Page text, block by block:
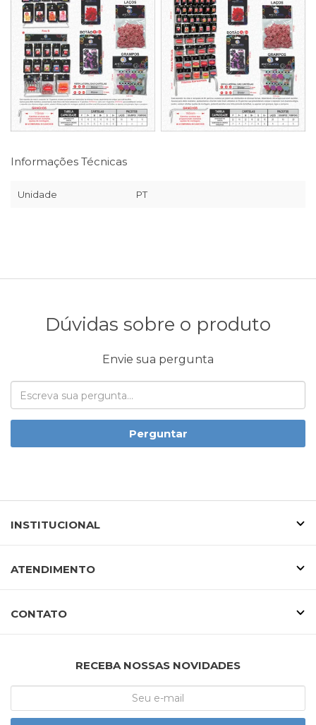
Informações Técnicas
Unidade PT
Dúvidas sobre o produto
Envie sua pergunta
Perguntar
INSTITUCIONAL
ATENDIMENTO
CONTATO
RECEBA NOSSAS NOVIDADES